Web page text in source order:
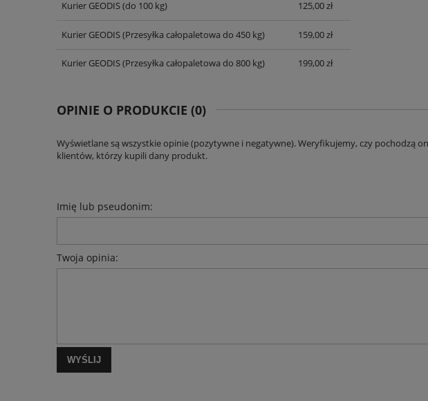
Kurier GEODIS(do 100 kg) 125,00 zł
Kurier GEODIS(Przesyłka całopaletowa do 450 kg) 159,00 zł
Kurier GEODIS(Przesyłka całopaletowa do 800 kg) 199,00 zł
OPINIE O PRODUKCIE (0)
Wyświetlane są wszystkie opinie (pozytywne i negatywne). Weryfikujemy, czy pochodzą
klientów, którzy kupili dany produkt.
Imię lub pseudonim:
Twoja opinia:
WYŚLIJ